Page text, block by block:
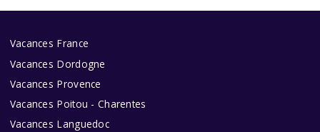
Vacances France
Vacances Dordogne
Vacances Provence
Vacances Poitou - Charentes
Vacances Languedoc